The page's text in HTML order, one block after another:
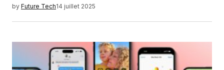
by Future Tech14 juillet 2025